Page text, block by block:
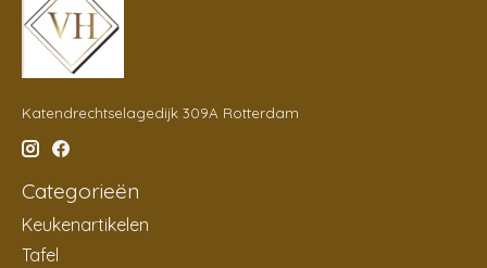
Katendrechtselagedijk 309A Rotterdam
Categorieën
Keukenartikelen
Tafel